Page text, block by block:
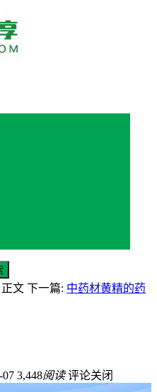
正文 下一篇: 中药材黄精的药
07 3,448阅读 评论关闭